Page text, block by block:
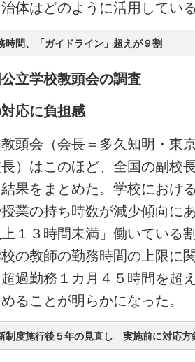
体はどのように活用してい
時間、「ガイドライン」超えが９割
立学校教頭会の調査
応に負担感
頭会（会長＝多久知明・東
）はこのほど、全国の副校
果をまとめた。学校におけ
業の持ち時数が減少傾向に
１３時間未満」働いている
の教師の勤務時間の上限に
過勤務１カ月４５時間を超
ることが明らかになった。
制度施行後５年の見直し 実施前に対応方